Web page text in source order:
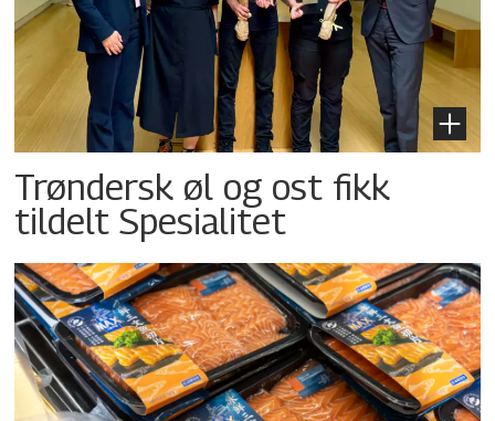
Trøndersk øl og ost fikk
tildelt Spesialitet